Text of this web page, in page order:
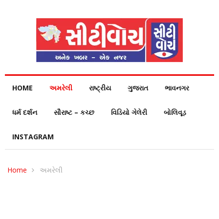
HOME અમરેલી રાષ્ટ્રીય ગુજરાત ભાવનગર
ધર્મ દર્શન સૌરાષ્ટ – કચ્છ વિડિયો ગેલેરી બોલિવૂડ
INSTAGRAM
Home અમરેલી